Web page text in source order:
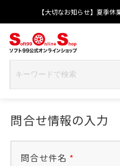
【大切なお知らせ】夏季
問合せ情報の入力
問合せ件名 *